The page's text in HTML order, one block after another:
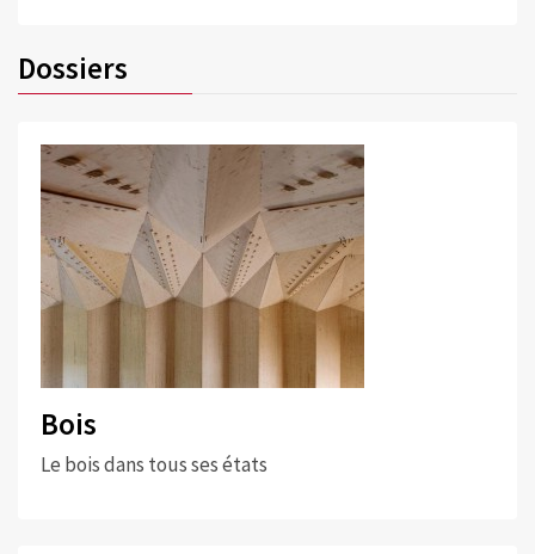
Dossiers
Bois
Le bois dans tous ses états